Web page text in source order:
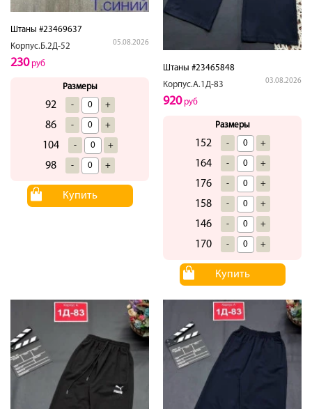
Штаны #23469637
Корпус.Б.2Д-52
05.08.2026
230руб
Размеры
92 - +
86 - +
104 - +
98 - +
Купить
Штаны #23465848
Корпус.А.1Д-83
03.08.2026
920руб
Размеры
152 - +
164 - +
176 - +
158 - +
146 - +
170 - +
Купить